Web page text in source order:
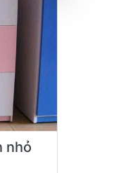
nhỏ